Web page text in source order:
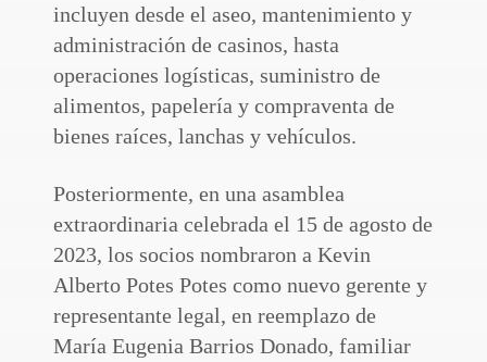
incluyen desde el aseo, mantenimiento y
administración de casinos, hasta
operaciones logísticas, suministro de
alimentos, papelería y compraventa de
bienes raíces, lanchas y vehículos.
Posteriormente, en una asamblea
extraordinaria celebrada el 15 de agosto de
2023, los socios nombraron a Kevin
Alberto Potes Potes como nuevo gerente y
representante legal, en reemplazo de
María Eugenia Barrios Donado, familiar